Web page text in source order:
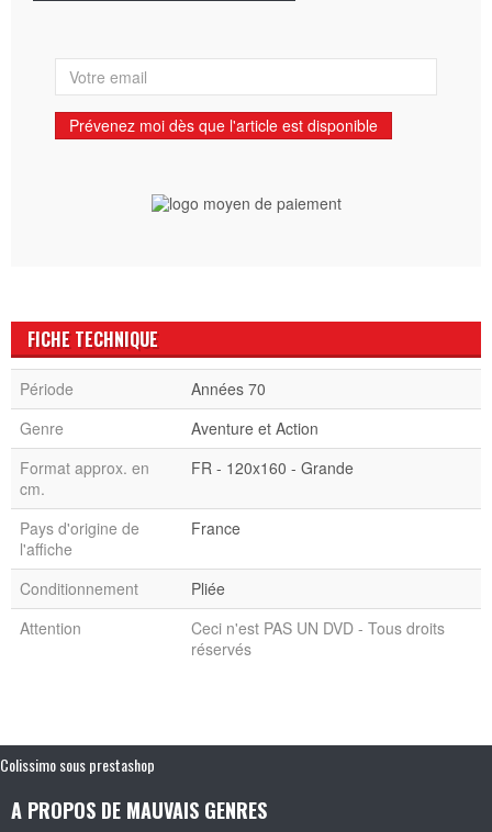
Prévenez moi dès que l'article est disponible
FICHE TECHNIQUE
Période
Années 70
Genre
Aventure et Action
Format approx. en
cm.
FR - 120x160 - Grande
Pays d'origine de
l'affiche
France
Conditionnement
Pliée
Attention
Ceci n'est PAS UN DVD - Tous droits
réservés
Colissimo sous prestashop
A PROPOS DE MAUVAIS GENRES